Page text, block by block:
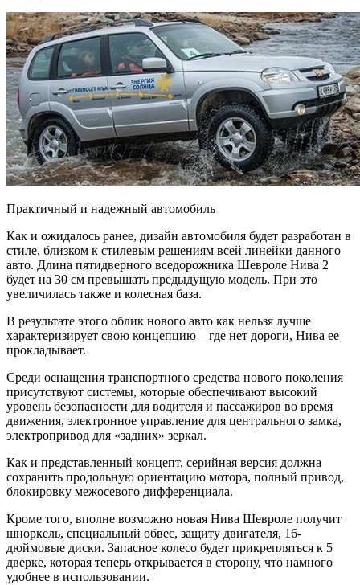
Практичный и надежный автомобиль
Как и ожидалось ранее, дизайн автомобиля будет разработан в
стиле, близком к стилевым решениям всей линейки данного
авто. Длина пятидверного вседорожника Шевроле Нива 2
будет на 30 см превышать предыдущую модель. При это
увеличилась также и колесная база.
В результате этого облик нового авто как нельзя лучше
характеризирует свою концепцию – где нет дороги, Нива ее
прокладывает.
Среди оснащения транспортного средства нового поколения
присутствуют системы, которые обеспечивают высокий
уровень безопасности для водителя и пассажиров во время
движения, электронное управление для центрального замка,
электропривод для «задних» зеркал.
Как и представленный концепт, серийная версия должна
сохранить продольную ориентацию мотора, полный привод,
блокировку межосевого дифференциала.
Кроме того, вполне возможно новая Нива Шевроле получит
шноркель, специальный обвес, защиту двигателя, 16-
дюймовые диски. Запасное колесо будет прикрепляться к 5
дверке, которая теперь открывается в сторону, что намного
удобнее в использовании.